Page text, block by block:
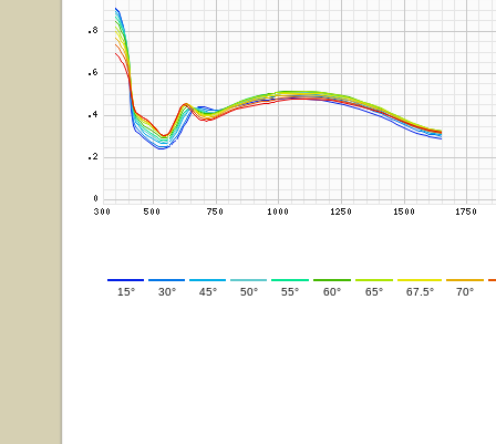
15° 30° 45° 50° 55° 60° 65° 67.5° 70°